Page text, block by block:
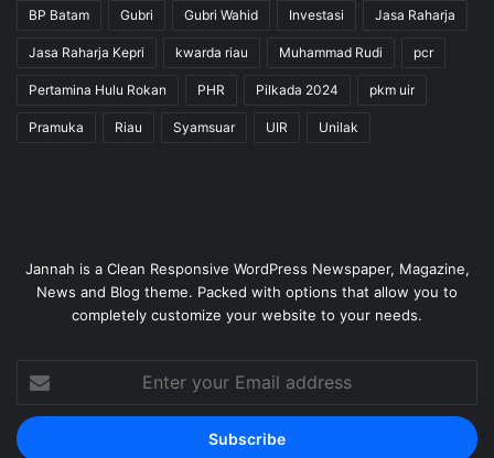
BP Batam Gubri Gubri Wahid Investasi Jasa Raharja
Jasa Raharja Kepri kwarda riau Muhammad Rudi pcr
Pertamina Hulu Rokan PHR Pilkada 2024 pkm uir
Pramuka Riau Syamsuar UIR Unilak
Jannah is a Clean Responsive WordPress Newspaper, Magazine,
News and Blog theme. Packed with options that allow you to
completely customize your website to your needs.
your
Email
address